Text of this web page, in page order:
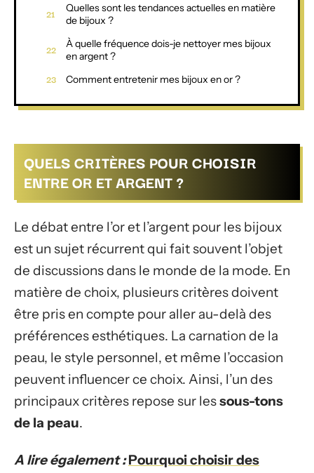
Quelles sont les tendances actuelles en matière
de bijoux ?
À quelle fréquence dois-je nettoyer mes bijoux
en argent ?
Comment entretenir mes bijoux en or ?
QUELS CRITÈRES POUR CHOISIR
ENTRE OR ET ARGENT ?
Le débat entre l’or et l’argent pour les bijoux
est un sujet récurrent qui fait souvent l’objet
de discussions dans le monde de la mode. En
matière de choix, plusieurs critères doivent
être pris en compte pour aller au-delà des
préférences esthétiques. La carnation de la
peau, le style personnel, et même l’occasion
peuvent influencer ce choix. Ainsi, l’un des
principaux critères repose sur lessous-tons
de la peau.
A lire également : Pourquoi choisir des